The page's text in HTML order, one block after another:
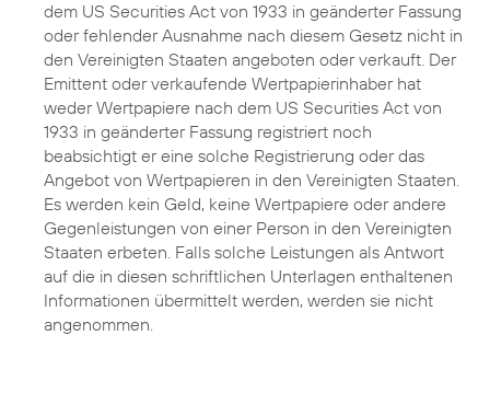
dem US Securities Act von 1933 in geänderter Fassung
oder fehlender Ausnahme nach diesem Gesetz nicht in
den Vereinigten Staaten angeboten oder verkauft. Der
Emittent oder verkaufende Wertpapierinhaber hat
weder Wertpapiere nach dem US Securities Act von
1933 in geänderter Fassung registriert noch
beabsichtigt er eine solche Registrierung oder das
Angebot von Wertpapieren in den Vereinigten Staaten.
Es werden kein Geld, keine Wertpapiere oder andere
Gegenleistungen von einer Person in den Vereinigten
Staaten erbeten. Falls solche Leistungen als Antwort
auf die in diesen schriftlichen Unterlagen enthaltenen
Informationen übermittelt werden, werden sie nicht
angenommen.